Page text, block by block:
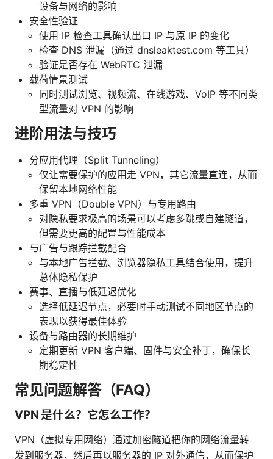
设备与网络的影响
安全性验证
使用 IP 检查工具确认出口 IP 与原 IP 的变化
检查 DNS 泄漏（通过 dnsleaktest.com 等工具）
验证是否存在 WebRTC 泄漏
载荷情景测试
同时测试浏览、视频流、在线游戏、VoIP 等不同类
型流量对 VPN 的影响
进阶用法与技巧
分应用代理（Split Tunneling）
仅让需要保护的应用走 VPN，其它流量直连，从而
保留本地网络性能
多重 VPN（Double VPN）与专用路由
对隐私要求极高的场景可以考虑多跳或自建隧道，
但需要更高的配置与性能成本
与广告与跟踪拦截配合
与本地广告拦截、浏览器隐私工具结合使用，提升
总体隐私保护
赛事、直播与低延迟优化
选择低延迟节点，必要时手动测试不同地区节点的
表现以获得最佳体验
设备与路由器的长期维护
定期更新 VPN 客户端、固件与安全补丁，确保长
期稳定性
常见问题解答（FAQ）
VPN 是什么？它怎么工作？
VPN（虚拟专用网络）通过加密隧道把你的网络流量转
发到服务器，然后再以服务器的 IP 对外通信，从而保护